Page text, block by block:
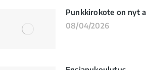
Punkkirokote on nyt
08/04/2026